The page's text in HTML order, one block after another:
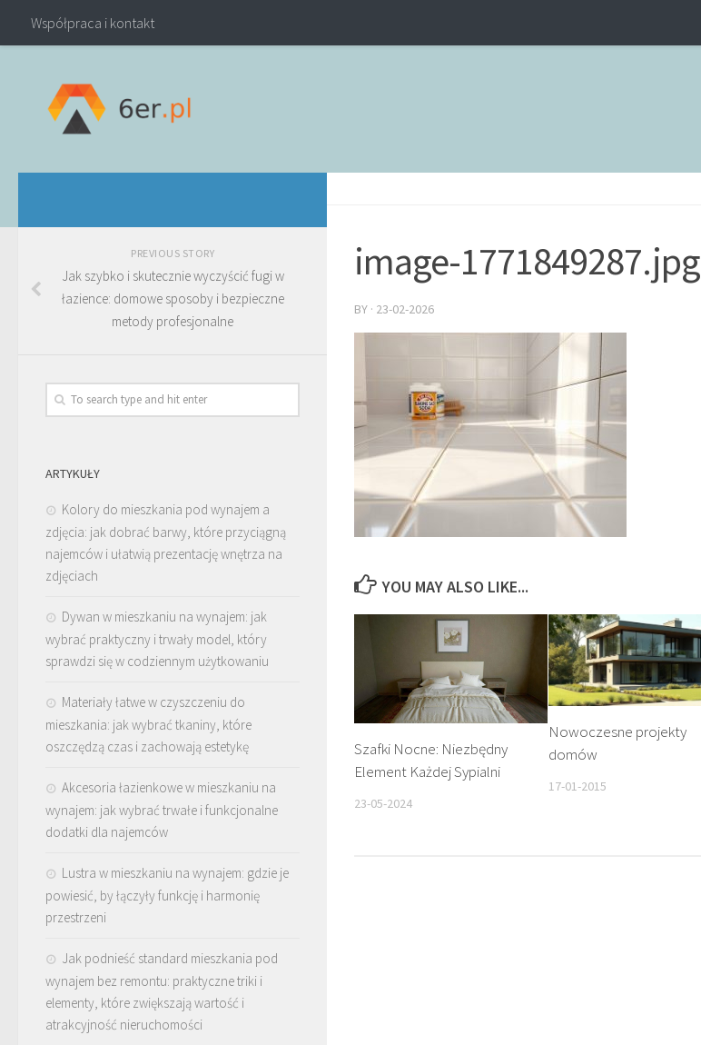
Współpraca i kontakt
image-1771849287.jpg
BY · 23-02-2026
YOU MAY ALSO LIKE...
Szafki Nocne: Niezbędny
Element Każdej Sypialni
23-05-2024
Nowoczesne projekty
domów
17-01-2015
PREVIOUS STORY
Jak szybko i skutecznie wyczyścić fugi w
łazience: domowe sposoby i bezpieczne
metody profesjonalne
ARTYKUŁY
Kolory do mieszkania pod wynajem a
zdjęcia: jak dobrać barwy, które przyciągną
najemców i ułatwią prezentację wnętrza na
zdjęciach
Dywan w mieszkaniu na wynajem: jak
wybrać praktyczny i trwały model, który
sprawdzi się w codziennym użytkowaniu
Materiały łatwe w czyszczeniu do
mieszkania: jak wybrać tkaniny, które
oszczędzą czas i zachowają estetykę
Akcesoria łazienkowe w mieszkaniu na
wynajem: jak wybrać trwałe i funkcjonalne
dodatki dla najemców
Lustra w mieszkaniu na wynajem: gdzie je
powiesić, by łączyły funkcję i harmonię
przestrzeni
Jak podnieść standard mieszkania pod
wynajem bez remontu: praktyczne triki i
elementy, które zwiększają wartość i
atrakcyjność nieruchomości